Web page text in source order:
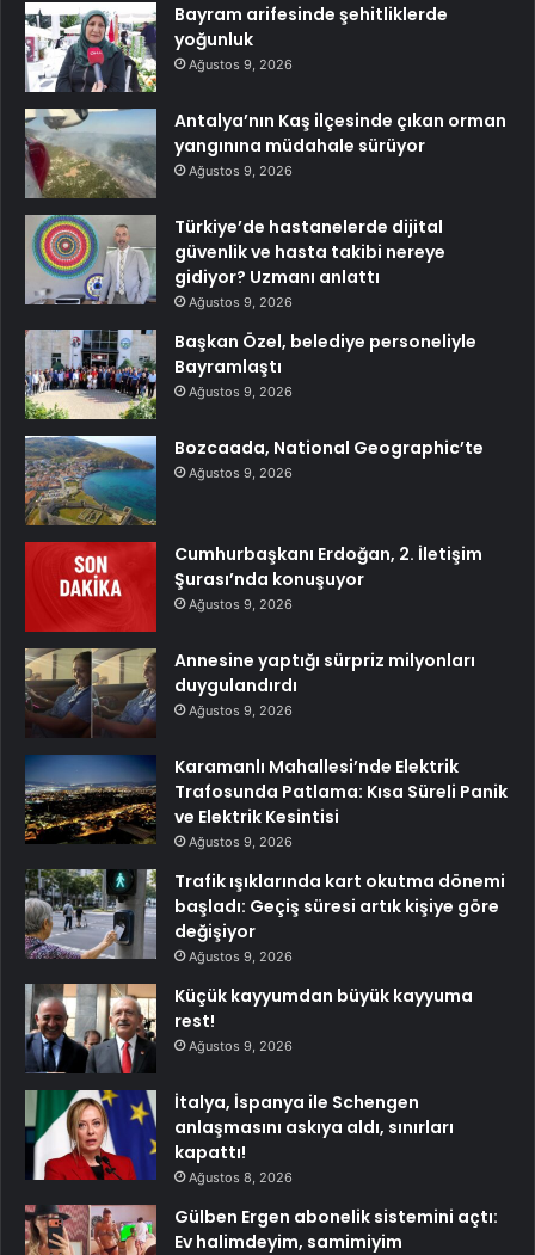
Bayram arifesinde şehitliklerde
yoğunluk
Ağustos 9, 2026
Antalya’nın Kaş ilçesinde çıkan orman
yangınına müdahale sürüyor
Ağustos 9, 2026
Türkiye’de hastanelerde dijital
güvenlik ve hasta takibi nereye
gidiyor? Uzmanı anlattı
Ağustos 9, 2026
Başkan Özel, belediye personeliyle
Bayramlaştı
Ağustos 9, 2026
Bozcaada, National Geographic’te
Ağustos 9, 2026
Cumhurbaşkanı Erdoğan, 2. İletişim
Şurası’nda konuşuyor
Ağustos 9, 2026
Annesine yaptığı sürpriz milyonları
duygulandırdı
Ağustos 9, 2026
Karamanlı Mahallesi’nde Elektrik
Trafosunda Patlama: Kısa Süreli Panik
ve Elektrik Kesintisi
Ağustos 9, 2026
Trafik ışıklarında kart okutma dönemi
başladı: Geçiş süresi artık kişiye göre
değişiyor
Ağustos 9, 2026
Küçük kayyumdan büyük kayyuma
rest!
Ağustos 9, 2026
İtalya, İspanya ile Schengen
anlaşmasını askıya aldı, sınırları
kapattı!
Ağustos 8, 2026
Gülben Ergen abonelik sistemini açtı:
Ev halimdeyim, samimiyim